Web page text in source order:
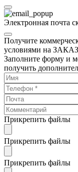
Электронная почта
Получите
условиями на
Заполните форму и
получить
Прикрепить файлы
Прикрепить файлы
Прикрепить файлы